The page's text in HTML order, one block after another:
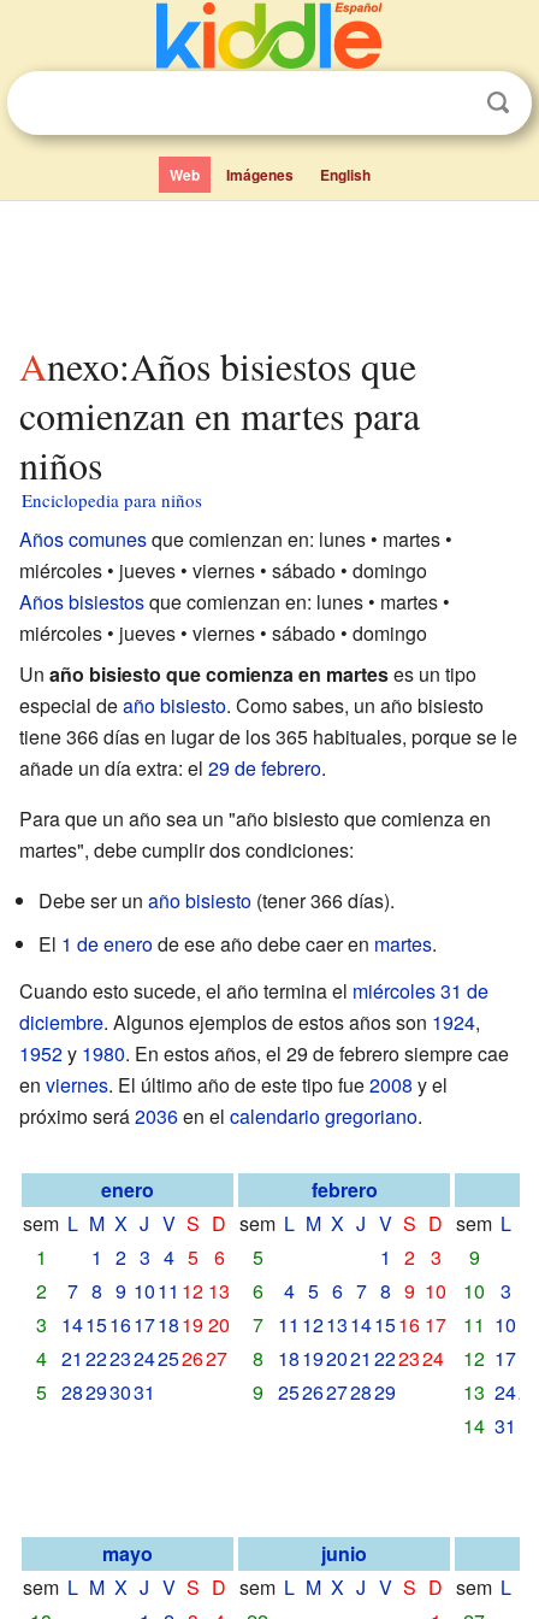
Web Imágenes English
Anexo:Años bisiestos que
comienzan en martes para
niños
Enciclopedia para niños
Años comunesque comienzan en: lunes • martes •
miércoles • jueves • viernes • sábado • domingo
Años bisiestosque comienzan en: lunes • martes •
miércoles • jueves • viernes • sábado • domingo
Un año bisiesto que comienza en marteses un tipo
especial deaño bisiesto. Como sabes, un año bisiesto
tiene 366 días en lugar de los 365 habituales, porque se le
añade un día extra: el 29 de febrero.
Para que un año sea un "año bisiesto que comienza en
martes", debe cumplir dos condiciones:
Debe ser un año bisiesto (tener 366 días).
El 1 de enerode ese año debe caer en martes.
Cuando esto sucede, el año termina el miércoles31 de
diciembre. Algunos ejemplos de estos años son 1924,
1952y 1980. En estos años, el 29 de febrero siempre cae
en viernes. El último año de este tipo fue2008 y el
próximo será2036en el calendario gregoriano.
enero
sem L M X J V S D
1
1 2 3 4 5 6
2
7 8 9 1011 12 13
3
14151617181920
4 21 222324252627
5 28293031
febrero
sem L M X J V S D
5
1 2 3
6
4 5 6 7 8 9 10
7 11 1213141516 17
8
18192021 222324
9 2526272829
sem L
9
10
3
11 10
12 17
13 2425
14 31
mayo
sem L M X J V S D
junio
sem L M X J V S D sem L